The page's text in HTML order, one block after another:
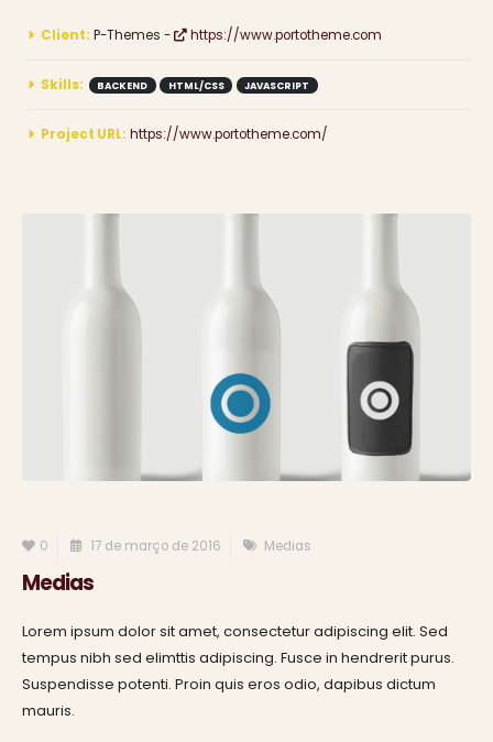
Client: P-Themes - https://www.portotheme.com
Skills: BACKEND HTML/CSS JAVASCRIPT
Project URL: https://www.portotheme.com/
0 17 de março de 2016 Medias
Medias
Lorem ipsum dolor sit amet, consectetur adipiscing elit. Sed
tempus nibh sed elimttis adipiscing. Fusce in hendrerit purus.
Suspendisse potenti. Proin quis eros odio, dapibus dictum
mauris.